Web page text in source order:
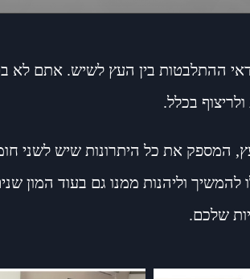
ההתלבטות בין העץ לשיש. אתם לא
בכלל.
המספק את כל היתרונות שיש לשני
וליהנות ממנו גם בעוד המון
שלכם.